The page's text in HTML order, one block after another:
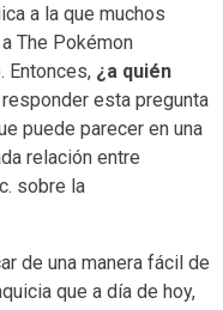
a la que muchos
The Pokémon
Entonces, ¿a quién
esta pregunta
puede parecer en una
relación entre
sobre la
de una manera fácil de
que a día de hoy,